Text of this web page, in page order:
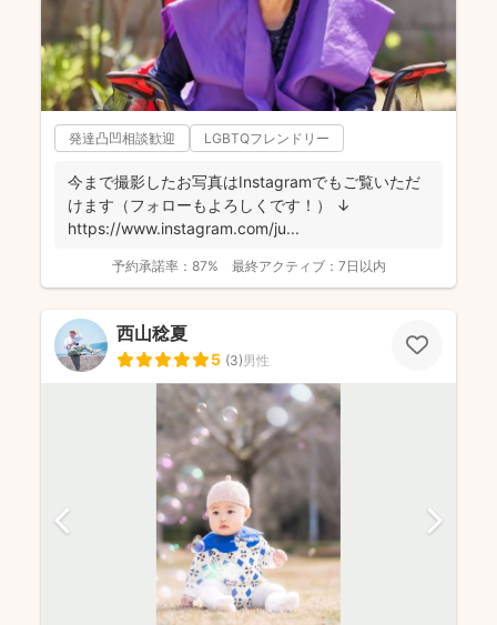
発達凸凹相談歓迎 LGBTQフレンドリー
今まで撮影したお写真はInstagramでもご覧いただ
けます（フォローもよろしくです！） ↓
https://www.instagram.com/ju...
予約承諾率： 87% 最終アクティブ： 7日以内
西山稔夏
5 (3)男性